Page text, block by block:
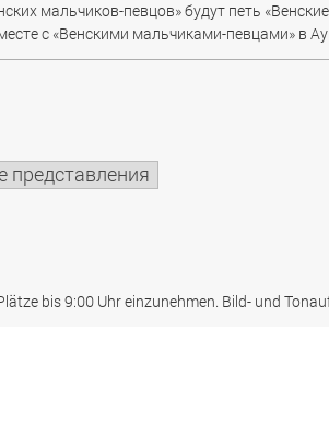
мальчиков-певцов» будут петь
с «Венскими мальчиками-певцами» в
представления
bis 9:00 Uhr einzunehmen. Bild- und